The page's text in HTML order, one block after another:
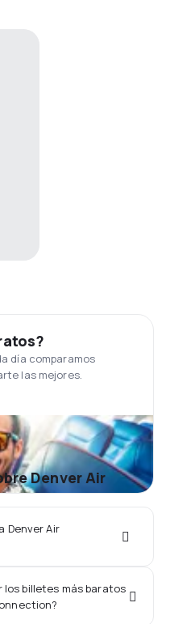
día comparamos
las mejores.
Denver Air
Denver Air
billetes más baratos